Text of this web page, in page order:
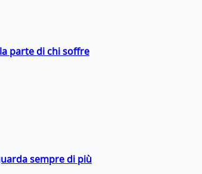
parte di chi soffre
sempre di più